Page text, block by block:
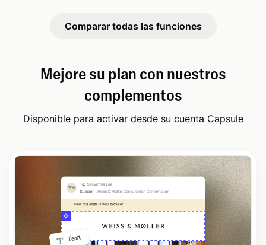
Comparar todas las funciones
Mejore su plan con nuestros
complementos
Disponible para activar desde su cuenta Capsule